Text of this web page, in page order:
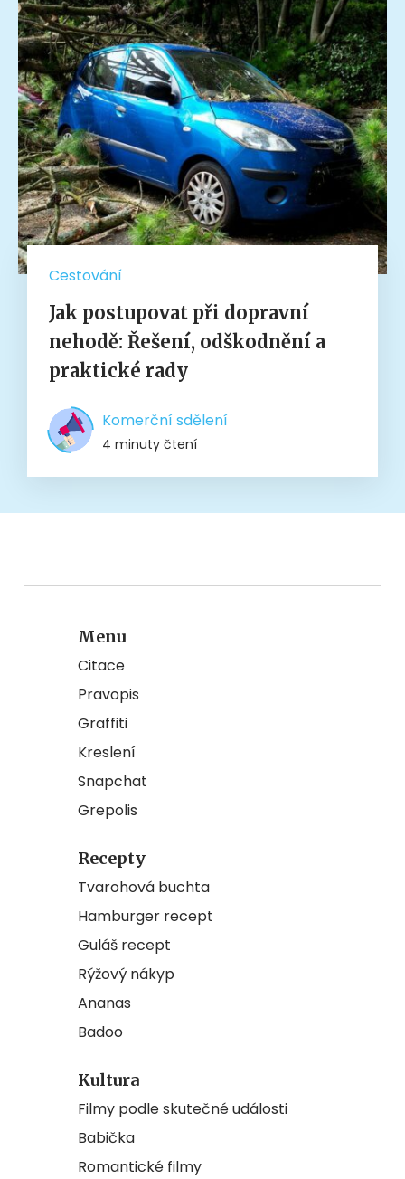
Cestování
Jak postupovat při dopravní
nehodě: Řešení, odškodnění a
praktické rady
Komerční sdělení
4 minuty čtení
Menu
Citace
Pravopis
Graffiti
Kreslení
Snapchat
Grepolis
Recepty
Tvarohová buchta
Hamburger recept
Guláš recept
Rýžový nákyp
Ananas
Badoo
Kultura
Filmy podle skutečné události
Babička
Romantické filmy